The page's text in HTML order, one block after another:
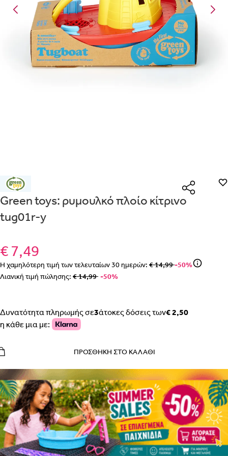
Green toys: ρυμουλκό πλοίο κίτρινο
tug01r-y
€ 7,49
Η χαμηλότερη τιμή των τελευταίων30ημερών: € 14,99-50%
Λιανική τιμή πώλησης: € 14,99 -50%
Δυνατότητα πληρωμής σε3άτοκες δόσεις των€ 2,50
η κάθε μια με:
ΠΡΟΣΘΉΚΗ ΣΤΟ ΚΑΛΆΘΙ
Με την προσφοράθα λάβεις δωρεάν το είδος με τη
χαμηλότερη τιμή αν αγοράσεις τουλάχιστον
Με την προσφοράκερδίζεις έκπτωσηστο καλάθι, αν
αγοράσεις τουλάχιστονμε την ειδική σήμανση.
Είναι για δώρο;
ΝΑΙ
Μήνυμα